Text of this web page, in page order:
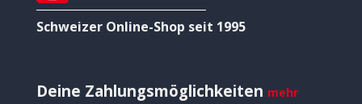
Schweizer Online-Shop seit 1995
Deine Zahlungsmöglichkeiten mehr